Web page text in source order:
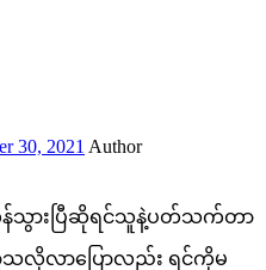
30, 2021 Author
းပြီဆိုရင်သူနဲ့ပတ်သက်တာ
သလိုလာပြောလည်း ရင်ကိုမ